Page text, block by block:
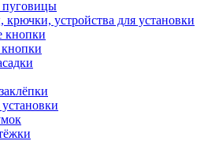
устройства для установки